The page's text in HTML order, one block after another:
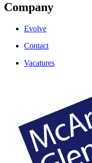
Company
Evolve
Contact
Vacatures